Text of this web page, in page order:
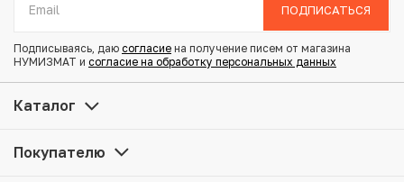
Состояние: VF
Купить 10 сен 1944 года Япония по привлекательной
цене можно в нашем интернет-магазине — Вам
достаточно оформить заказ на сайте. Все монеты,
ПОДПИСАТЬСЯ
Подписываясь, даю согласие на получение писем от магазина
НУМИЗМАТ и согласие на обработку персональных данных
Каталог
Покупателю